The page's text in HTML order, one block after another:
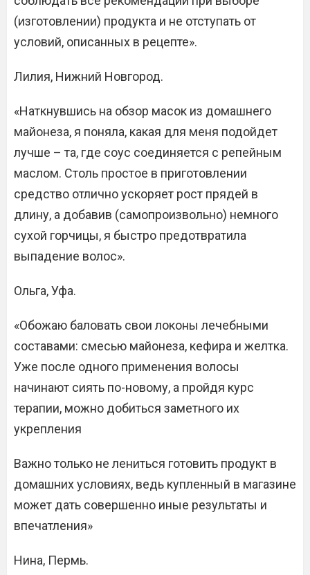
(изготовлении) продукта и не отступать от
условий, описанных в рецепте».
Лилия, Нижний Новгород.
«Наткнувшись на обзор масок из домашнего
майонеза, я поняла, какая для меня подойдет
лучше – та, где соус соединяется с репейным
маслом. Столь простое в приготовлении
средство отлично ускоряет рост прядей в
длину, а добавив (самопроизвольно) немного
сухой горчицы, я быстро предотвратила
выпадение волос».
Ольга, Уфа.
«Обожаю баловать свои локоны лечебными
составами: смесью майонеза, кефира и желтка.
Уже после одного применения волосы
начинают сиять по-новому, а пройдя курс
терапии, можно добиться заметного их
укрепления
Важно только не лениться готовить продукт в
домашних условиях, ведь купленный в магазине
может дать совершенно иные результаты и
впечатления»
Нина, Пермь.